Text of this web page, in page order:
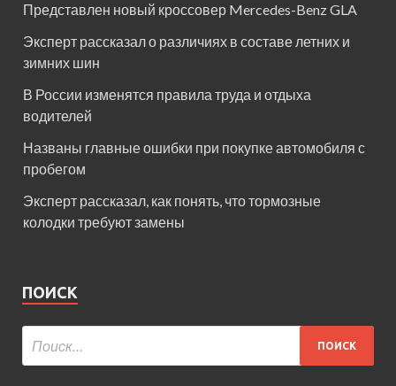
Представлен новый кроссовер Mercedes-Benz GLA
Эксперт рассказал о различиях в составе летних и
зимних шин
В России изменятся правила труда и отдыха
водителей
Названы главные ошибки при покупке автомобиля с
пробегом
Эксперт рассказал, как понять, что тормозные
колодки требуют замены
ПОИСК